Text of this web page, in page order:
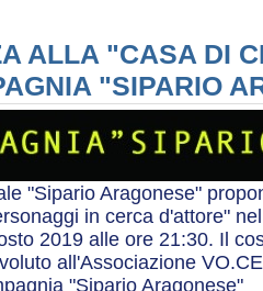
ALLA "CASA DI
"SIPARIO
"Sipario Aragonese"
in cerca d'attore"
2019 alle ore 21:30. Il
all'Associazione
"Sipario Aragonese"